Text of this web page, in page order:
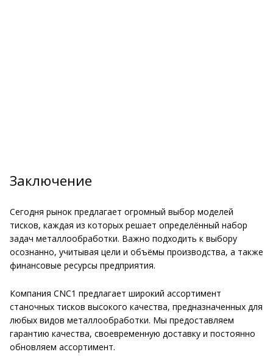
Заключение
Сегодня рынок предлагает огромный выбор моделей
тисков, каждая из которых решает определённый набор
задач металлообработки. Важно подходить к выбору
осознанно, учитывая цели и объёмы производства, а также
финансовые ресурсы предприятия.
Компания CNC1 предлагает широкий ассортимент
станочных тисков высокого качества, предназначенных для
любых видов металлообработки. Мы предоставляем
гарантию качества, своевременную доставку и постоянно
обновляем ассортимент.